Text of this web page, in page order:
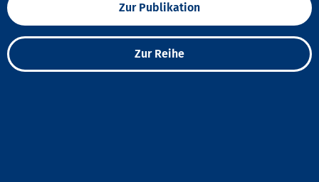
Zur Publikation
Zur Reihe